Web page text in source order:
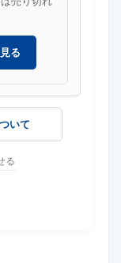
る
いて
る